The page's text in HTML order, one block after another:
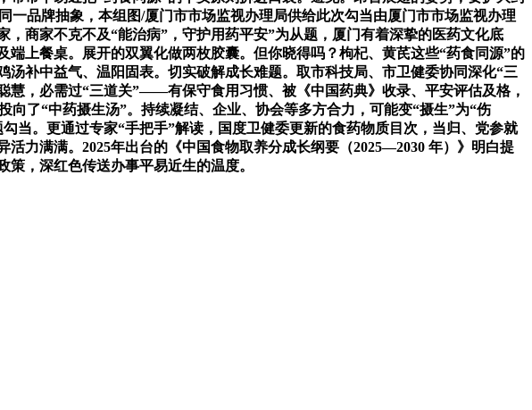
一品牌抽象，本组图/厦门市市场监视办理局供给此次勾当由厦门市市场监视办理
商家不克不及“能治病”，守护用药平安”为从题，厦门有着深挚的医药文化底
上餐桌。展开的双翼化做两枚胶囊。但你晓得吗？枸杞、黄芪这些“药食同源”的
补中益气、温阳固表。切实破解成长难题。取市科技局、市卫健委协同深化“三
慧，必需过“三道关”——有保守食用习惯、被《中国药典》收录、平安评估及格，
了“中药摄生汤”。持续凝结、企业、协会等多方合力，可能变“摄生”为“伤
当。更通过专家“手把手”解读，国度卫健委更新的食药物质目次，当归、党参就
力满满。2025年出台的《中国食物取养分成长纲要（2025—2030 年）》明白提
，深红色传送办事平易近生的温度。